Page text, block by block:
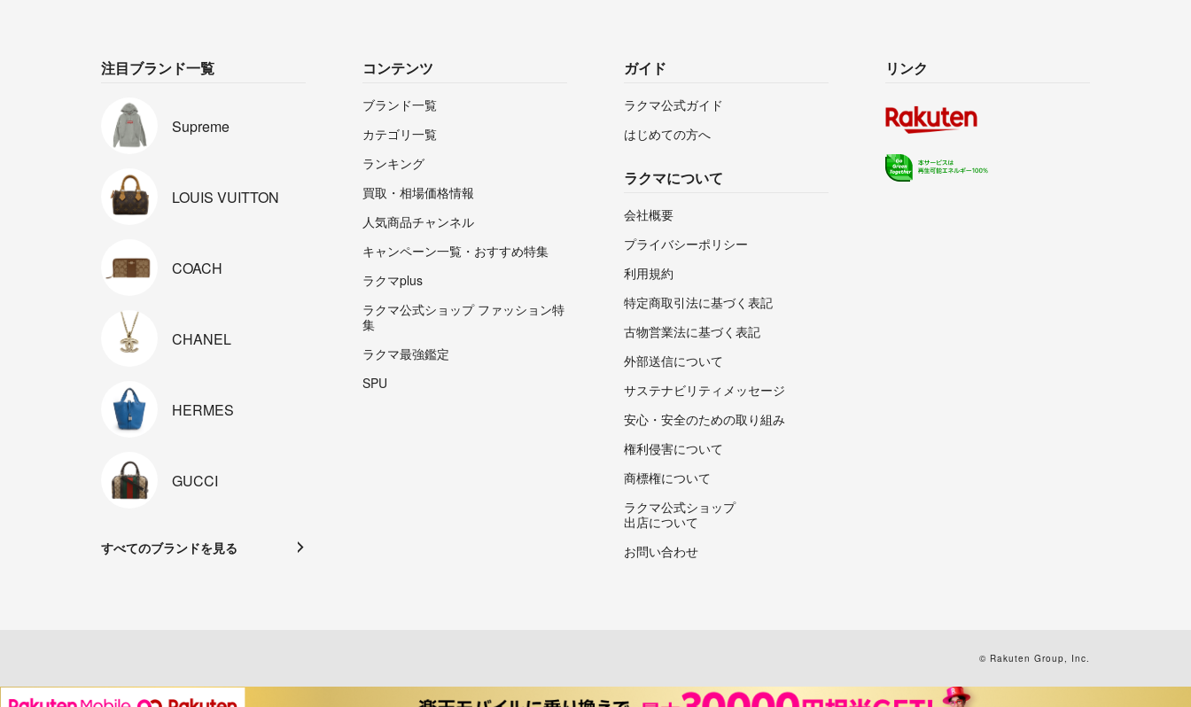
注目ブランド一覧
Supreme
LOUIS VUITTON
COACH
CHANEL
HERMES
GUCCI
すべてのブランドを見る
コンテンツ
ブランド一覧
カテゴリ一覧
ランキング
買取・相場価格情報
人気商品チャンネル
キャンペーン一覧・おすすめ特集
ラクマplus
ラクマ公式ショップ ファッション特
集
ラクマ最強鑑定
SPU
ガイド
ラクマ公式ガイド
はじめての方へ
ラクマについて
会社概要
プライバシーポリシー
利用規約
特定商取引法に基づく表記
古物営業法に基づく表記
外部送信について
サステナビリティメッセージ
安心・安全のための取り組み
権利侵害について
商標権について
ラクマ公式ショップ
出店について
お問い合わせ
リンク
© Rakuten Group, Inc.